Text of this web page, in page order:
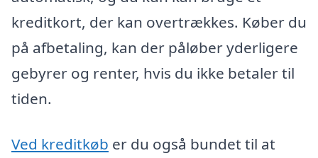
kreditkort, der kan overtrækkes. Køber du
på afbetaling, kan der påløber yderligere
gebyrer og renter, hvis du ikke betaler til
tiden.
Ved kreditkøb er du også bundet til at